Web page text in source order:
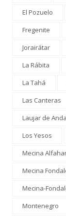
El Pozuelo
Fregenite
Jorairátar
La Rábita
La Tahá
Las Canteras
Laujar de
Los Yesos
Mecina
Mecina
Mecina-
Montenegro